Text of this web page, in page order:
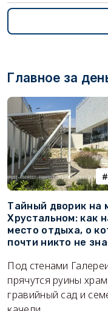
Главное за
Тайный дворик на
Хрустальном: как
место отдыха, о
почти никто не
Под стенами
прячутся руины
гравийный сад и